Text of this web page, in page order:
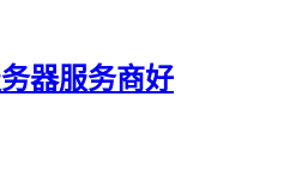
器服务商好